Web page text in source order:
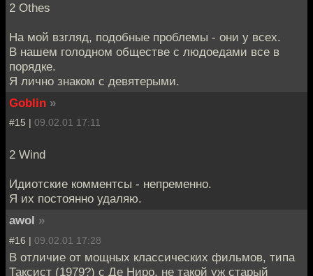
2 Othes
На мой взгляд, подобные проблемы - они у всех.
В нашем голодном обществе с людоедами все в
порядке.
Я лично знаком с девятерыми.
Goblin »
#15 | 09.02.01 17:11
2 Wind
Идиотские комментсы - непременно.
Я их постоянно удаляю.
awol »
#16 | 09.02.01 17:28
В отличие от мощных классических фильмов, типа
Таксист (1979?) с Де Ниро, не такой уж старый